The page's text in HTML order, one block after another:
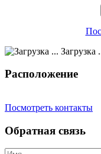
Загрузка
Расположение
Посмотреть контакты
Обратная связь